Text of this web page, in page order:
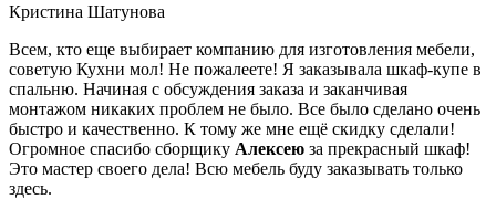
Кристина Шатунова
Всем, кто еще выбирает компанию для изготовления мебели,
советую Кухни мол! Не пожалеете! Я заказывала шкаф-купе в
спальню. Начиная с обсуждения заказа и заканчивая
монтажом никаких проблем не было. Все было сделано очень
быстро и качественно. К тому же мне ещё скидку сделали!
Огромное спасибо сборщику Алексею за прекрасный шкаф!
Это мастер своего дела! Всю мебель буду заказывать только
здесь.